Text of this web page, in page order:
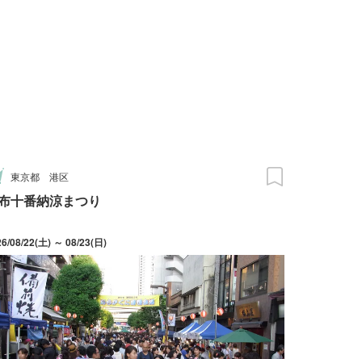
東京都 港区
十番納涼まつり
08/22(土) ～ 08/23(日)